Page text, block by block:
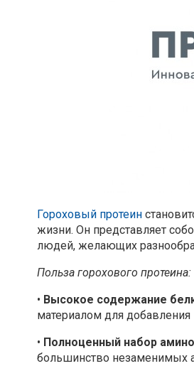
Гороховый протеин
жизни. Он представляет
людей, желающих
Польза горохового протеина:
• Высокое содержание
материалом для добавления
• Полноценный набор
большинство незаменимых